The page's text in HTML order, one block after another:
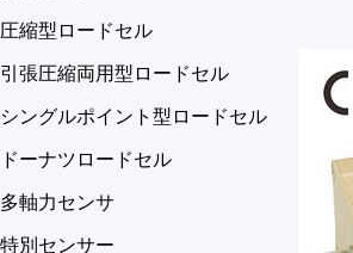
圧縮型ロードセル
引張圧縮両用型ロードセル
シングルポイント型ロードセル
ドーナツロードセル
多軸力センサ
特別センサー